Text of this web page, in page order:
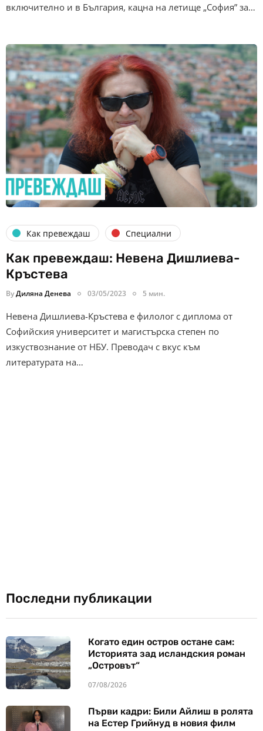
включително и в България, кацна на летище „София” за…
Как превеждаш Специални
Как превеждаш: Невена Дишлиева-
Кръстева
ByДиляна Денева 03/05/2023 5 мин.
Невена Дишлиева-Кръстева е филолог с диплома от
Софийския университет и магистърска степен по
изкуствознание от НБУ. Преводач с вкус към
литературата на…
Последни публикации
Когато един остров остане сам:
Историята зад исландския роман
„Островът“
07/08/2026
Първи кадри: Били Айлиш в ролята
на Естер Грийнуд в новия филм